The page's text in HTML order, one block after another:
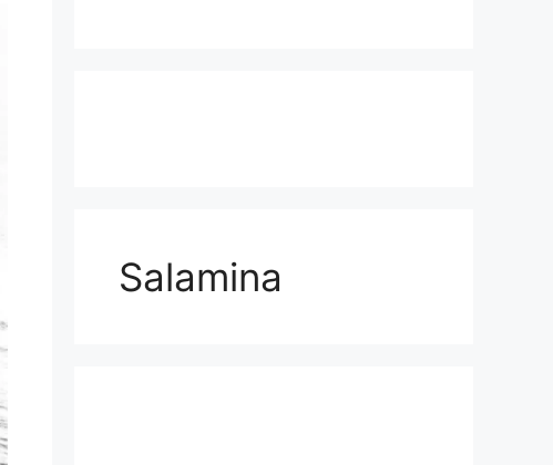
Salamina